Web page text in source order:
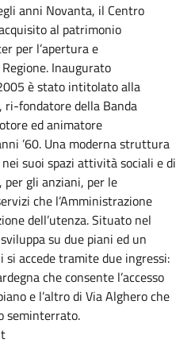
anni Novanta, il Centro
al patrimonio
per l’apertura e
Inaugurato
è stato intitolato alla
ri-fondatore della Banda
ed animatore
’60. Una moderna struttura
suoi spazi attività sociali e di
per gli anziani, per le
che l’Amministrazione
dell’utenza. Situato nel
su due piani ed un
accede tramite due ingressi:
che consente l’accesso
e l’altro di Via Alghero che
seminterrato.